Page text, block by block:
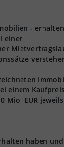
-
einer
einem
Mio. EUR
haben und